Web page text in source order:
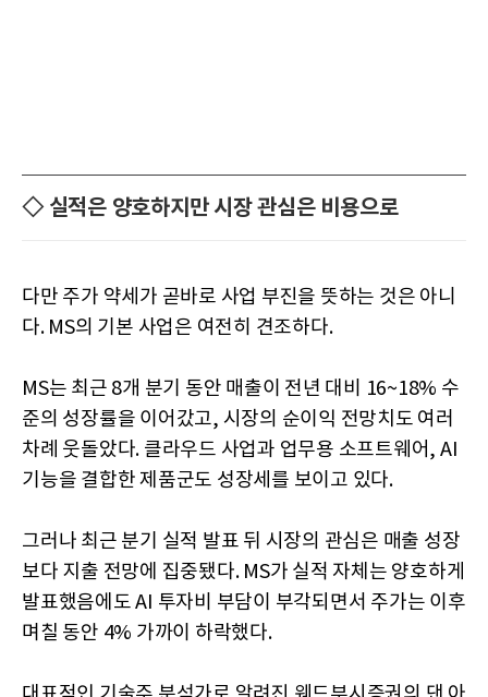
◇ 실적은 양호하지만 시장 관심은 비용으로
다만 주가 약세가 곧바로 사업 부진을 뜻하는 것은 아니
다. MS의 기본 사업은 여전히 견조하다.
MS는 최근 8개 분기 동안 매출이 전년 대비 16~18% 수
준의 성장률을 이어갔고, 시장의 순이익 전망치도 여러
차례 웃돌았다. 클라우드 사업과 업무용 소프트웨어, AI
기능을 결합한 제품군도 성장세를 보이고 있다.
그러나 최근 분기 실적 발표 뒤 시장의 관심은 매출 성장
보다 지출 전망에 집중됐다. MS가 실적 자체는 양호하게
발표했음에도 AI 투자비 부담이 부각되면서 주가는 이후
며칠 동안 4% 가까이 하락했다.